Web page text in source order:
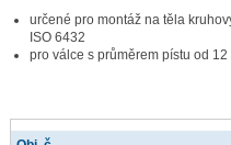
určené pro montáž na těla
ISO 6432
pro válce s průměrem pístu od 12